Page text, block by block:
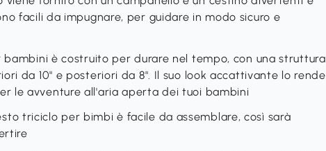
facili da impugnare, per guidare in modo sicuro e
bambini è costruito per durare nel tempo, con una struttura
da 10" e posteriori da 8". Il suo look accattivante lo rende
le avventure all'aria aperta dei tuoi bambini
triciclo per bimbi è facile da assemblare, così sarà